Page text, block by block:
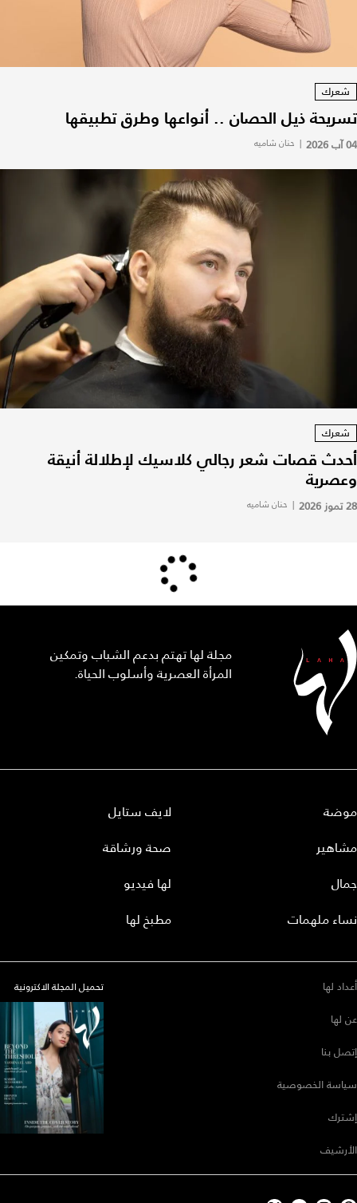
شعرك
تسريحة ذيل الحصان .. أنواعها وطرق تطبيقها
04 آب 2026 | حنان شاميه
شعرك
أحدث قصات شعر رجالي كلاسيك لإطلالة أنيقة
وعصرية
28 تموز 2026 | حنان شاميه
مجلة لها تهتم بدعم الشباب وتمكين
المرأة العصرية وأسلوب الحياة.
موضة
مشاهير
جمال
نساء ملهمات
لايف ستايل
صحة ورشاقة
لها فيديو
مطبخ لها
أعداد لها
عن لها
إتصل بنا
سياسة الخصوصية
إشترك
الأرشيف
تحميل المجلة الاكترونية